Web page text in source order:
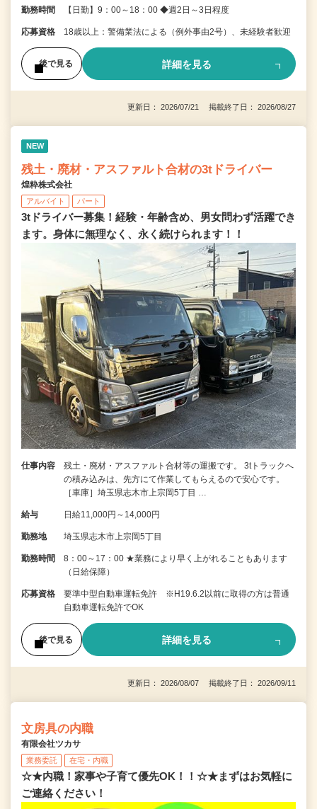
勤務時間 【日勤】9：00～18：00 ◆週2日～3日程度
応募資格 18歳以上：警備業法による（例外事由2号）、未経験者歓迎
後で見る 詳細を見る
更新日： 2026/07/21 掲載終了日： 2026/08/27
NEW
残土・廃材・アスファルト合材の3tドライバー
煌粋株式会社
アルバイト パート
3tドライバー募集！経験・年齢含め、男女問わず活躍でき
ます。身体に無理なく、永く続けられます！！
仕事内容
残土・廃材・アスファルト合材等の運搬です。 3tトラックへ
の積み込みは、先方にて作業してもらえるので安心です。
［車庫］埼玉県志木市上宗岡5丁目 …
給与 日給11,000円～14,000円
勤務地 埼玉県志木市上宗岡5丁目
勤務時間
8：00～17：00 ★業務により早く上がれることもあります
（日給保障）
応募資格
要準中型自動車運転免許 ※H19.6.2以前に取得の方は普通
自動車運転免許でOK
後で見る 詳細を見る
更新日： 2026/08/07 掲載終了日： 2026/09/11
文房具の内職
有限会社ツカサ
業務委託 在宅・内職
☆★内職！家事や子育て優先OK！！☆★まずはお気軽に
ご連絡ください！